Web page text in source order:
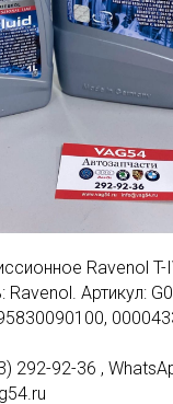
Ravenol T-
Ravenol. Артикул:
292-92-36 ,